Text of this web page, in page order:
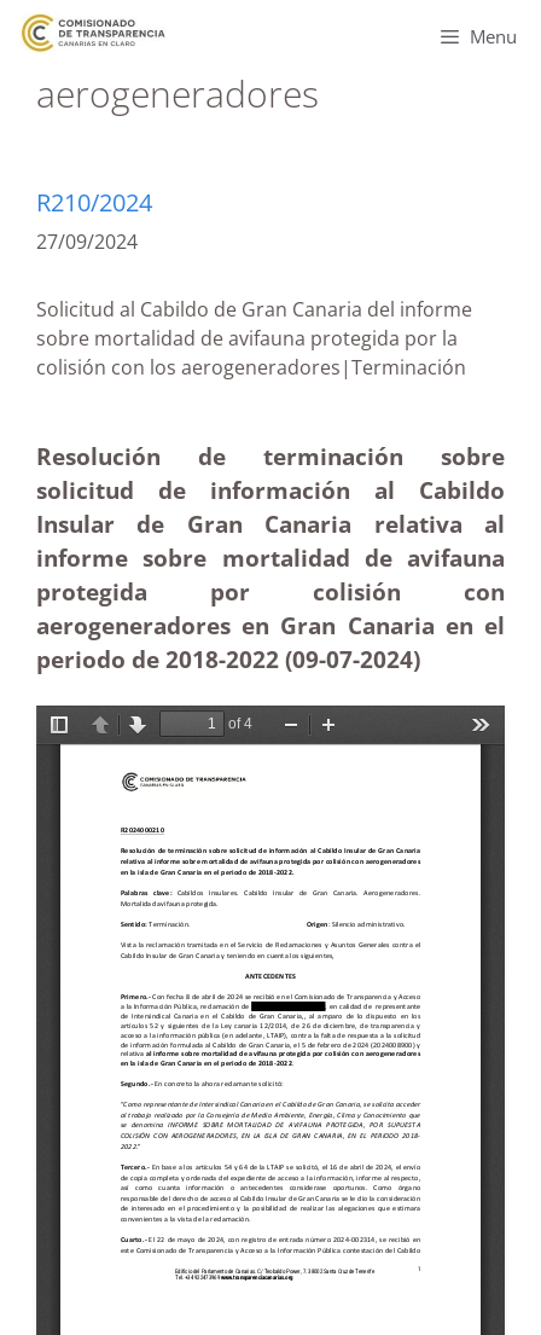
Menu
aerogeneradores
R210/2024
27/09/2024
Solicitud al Cabildo de Gran Canaria del informe
sobre mortalidad de avifauna protegida por la
colisión con los aerogeneradores|Terminación
Resolución de terminación sobre
solicitud de información al Cabildo
Insular de Gran Canaria relativa al
informe sobre mortalidad de avifauna
protegida por colisión con
aerogeneradores en Gran Canaria en el
periodo de 2018-2022 (09-07-2024)